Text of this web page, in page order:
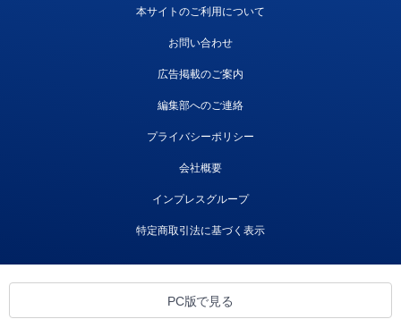
本サイトのご利用について
お問い合わせ
広告掲載のご案内
編集部へのご連絡
プライバシーポリシー
会社概要
インプレスグループ
特定商取引法に基づく表示
PC版で見る